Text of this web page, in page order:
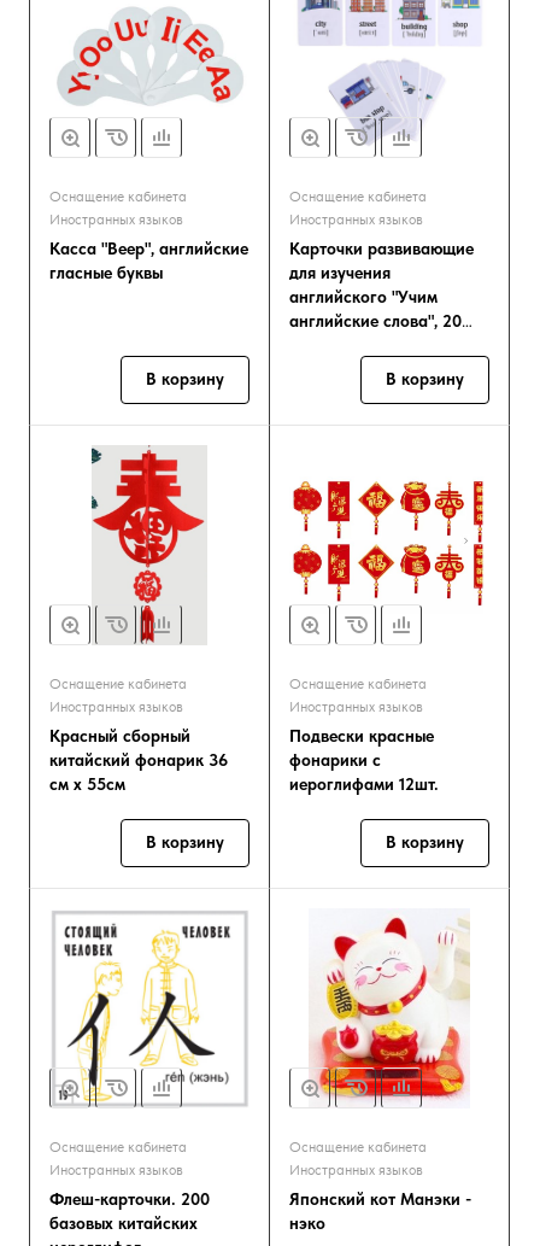
Оснащение кабинета
Иностранных языков
Касса "Веер", английские
гласные буквы
В корзину
Оснащение кабинета
Иностранных языков
Карточки развивающие
для изучения
английского "Учим
английские слова", 20
В корзину
Оснащение кабинета
Иностранных языков
Красный сборный
китайский фонарик 36
см х 55см
В корзину
Оснащение кабинета
Иностранных языков
Подвески красные
фонарики с
иероглифами 12шт.
В корзину
Оснащение кабинета
Иностранных языков
Флеш-карточки. 200
базовых китайских
Оснащение кабинета
Иностранных языков
Японский кот Манэки -
нэко